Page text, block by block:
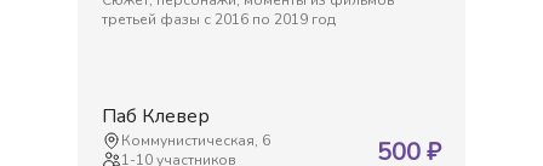
третьей фазы с 2016 по 2019 год
Паб Клевер
Коммунистическая, 6
1-10участников 500₽